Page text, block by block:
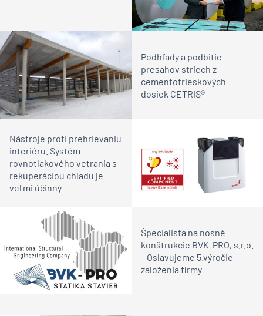
Podhľady a podbitie
presahov striech z
cementotrieskových
dosiek CETRIS®
Nástroje proti prehrievaniu
interiéru. Systém
rovnotlakového vetrania s
rekuperáciou chladu je
veľmi účinný
Špecialista na nosné
konštrukcie BVK-PRO, s.r.o.
– Oslavujeme 5.výročie
založenia firmy